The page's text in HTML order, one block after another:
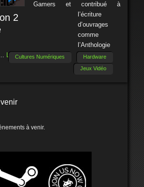
2
Gamers et contribué à
l’écriture
d’ouvrages
comme
l’Anthologie
Lire la suite→
Cultures Numériques
Hardware
Jeux Vidéo
à venir.